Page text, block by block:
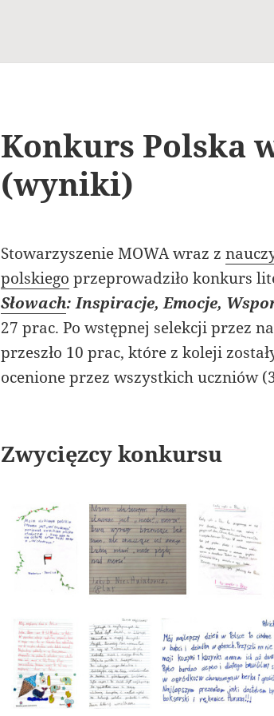
Konkurs Polska
(wyniki)
Stowarzyszenie MOWA wraz z
polskiego przeprowadziło konkurs
Słowach: Inspiracje, Emocje,
27 prac. Po wstępnej selekcji przez
przeszło 10 prac, które z koleji
ocenione przez wszystkich uczniów
Zwycięzcy konkursu